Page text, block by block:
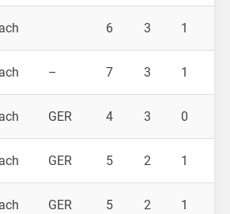
6 3 1
– 7 3 1
GER 4 3 0
GER 5 2 1
GER 5 2 1